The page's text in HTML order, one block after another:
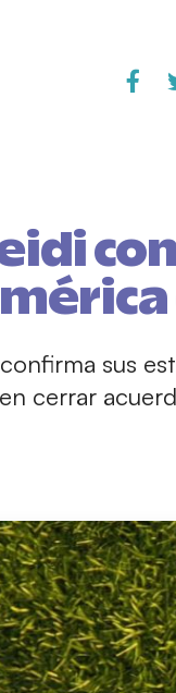
sus
en cerrar